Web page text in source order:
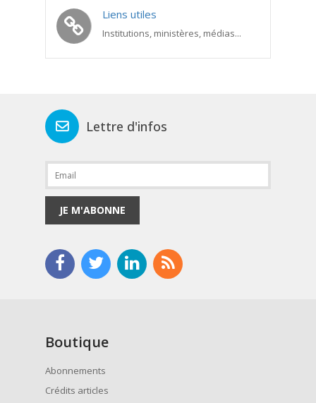
Liens utiles
Institutions, ministères, médias...
Lettre d'infos
JE M'ABONNE
Boutique
Abonnements
Crédits articles